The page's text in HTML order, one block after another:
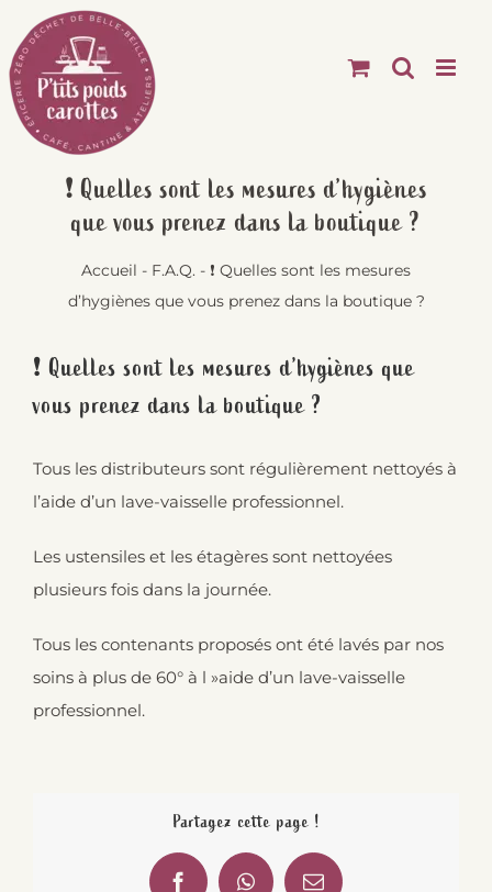
Passer
au
contenu
❗ Quelles sont les mesures d’hygiènes
que vous prenez dans la boutique ?
Accueil - F.A.Q. - ❗ Quelles sont les mesures
d’hygiènes que vous prenez dans la boutique ?
❗ Quelles sont les mesures d’hygiènes que
vous prenez dans la boutique ?
Tous les distributeurs sont régulièrement nettoyés à
l’aide d’un lave-vaisselle professionnel.
Les ustensiles et les étagères sont nettoyées
plusieurs fois dans la journée.
Tous les contenants proposés ont été lavés par nos
soins à plus de 60° à l »aide d’un lave-vaisselle
professionnel.
Partagez cette page !